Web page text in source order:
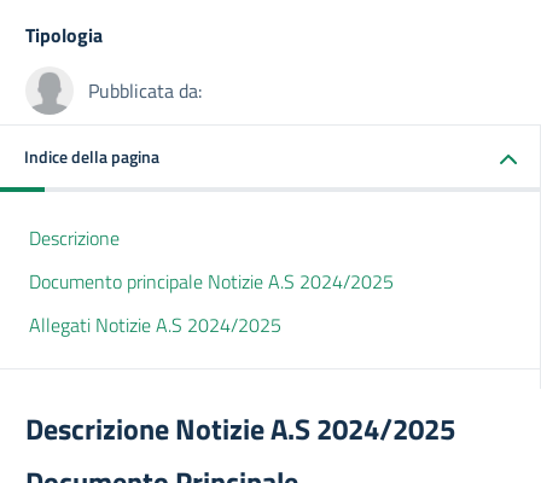
Tipologia
Pubblicata da:
Indice della pagina
Descrizione
Documento principale Notizie A.S 2024/2025
Allegati Notizie A.S 2024/2025
Descrizione Notizie A.S 2024/2025